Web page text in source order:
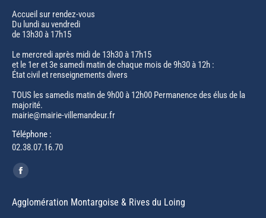
Accueil sur rendez-vous
Du lundi au vendredi
de 13h30 à 17h15
Le mercredi après midi de 13h30 à 17h15
et le 1er et 3e samedi matin de chaque mois de 9h30 à 12h :
État civil et renseignements divers
TOUS les samedis matin de 9h00 à 12h00 Permanence des élus de la
majorité.
mairie@mairie-villemandeur.fr
Téléphone :
02.38.07.16.70
Trouvez nous sur :
Facebook
opens
Agglomération Montargoise & Rives du Loing